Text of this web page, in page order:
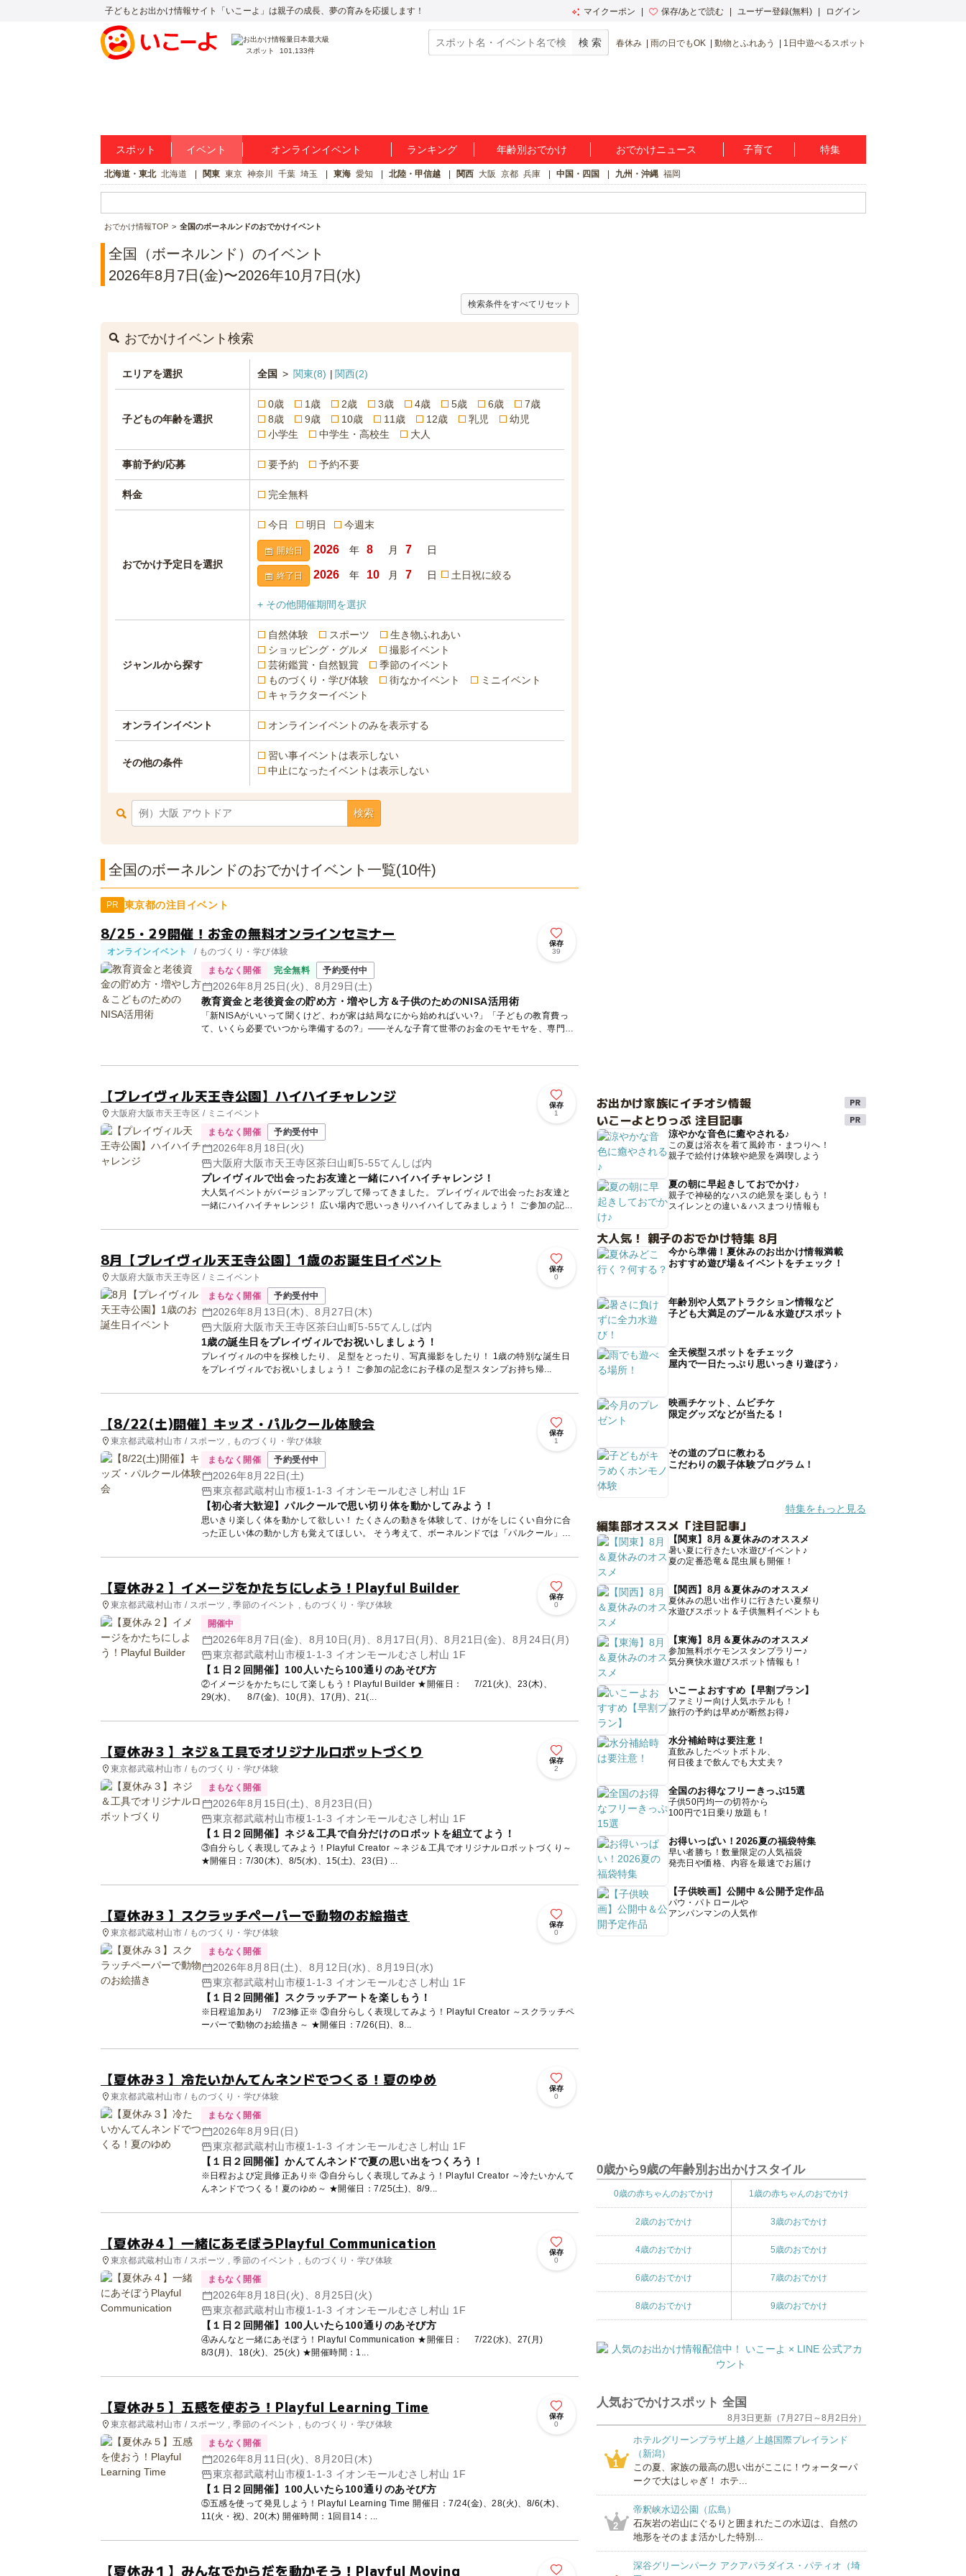
子どもとお出かけ情報サイト「いこーよ」は親子の成長、夢の育みを応援します！ マイクーポン 保存/あとで読む ユーザー登録(無料) ログイン
スポット 101,133件
春休み 雨の日でもOK 動物とふれあう 1日中遊べるスポット
スポット イベント オンラインイベント ランキング 年齢別おでかけ おでかけニュース 子育て 特集
北海道・東北 北海道 関東 東京 神奈川 千葉 埼玉 東海 愛知 北陸・甲信越 関西 大阪 京都 兵庫 中国・四国 九州・沖縄 福岡
おでかけ情報TOP 全国のボーネルンドのおでかけイベント
全国（ボーネルンド）のイベント
2026年8月7日(金)〜2026年10月7日(水)
検索条件をすべてリセット
おでかけイベント検索
エリアを選択 全国 > 関東(8) 関西(2)
子どもの年齢を選択
0歳 1歳 2歳 3歳 4歳 5歳 6歳
7歳
8歳
9歳 10歳 11歳 12歳 乳児
幼児
小学生
中学生・高校生 大人
事前予約/応募 要予約 予約不要
料金 完全無料
おでかけ予定日を選択
今日 明日 今週末
開始日 年 月 日
終了日 年 月 日 土日祝に絞る
+ その他開催期間を選択
ジャンルから探す
自然体験 スポーツ
生き物ふれあい
ショッピング・グルメ
撮影イベント
芸術鑑賞・自然観賞
季節のイベント
ものづくり・学び体験
街なかイベント
ミニイベント
キャラクターイベント
オンラインイベント オンラインイベントのみを表示する
その他の条件
習い事イベントは表示しない
中止になったイベントは表示しない
検索
全国のボーネルンドのおでかけイベント一覧(10件)
PR 東京都の注目イベント
8/25・29開催！お金の無料オンラインセミナー
オンラインイベント / ものづくり・学び体験
保存
39
まもなく開催 完全無料 予約受付中
2026年8月25日(火)、8月29日(土)
教育資金と老後資金の貯め方・増やし方＆子供のためのNISA活用術
「新NISAがいいって聞くけど、わが家は結局なにから始めればいい?」「子どもの教育費っ
て、いくら必要でいつから準備するの?」——そんな子育て世帯のお金のモヤモヤを、専門の
【プレイヴィル天王寺公園】ハイハイチャレンジ
大阪府大阪市天王寺区 / ミニイベント
保存
1
まもなく開催 予約受付中
2026年8月18日(火)
大阪府大阪市天王寺区茶臼山町5-55てんしば内
プレイヴィルで出会ったお友達と一緒にハイハイチャレンジ！
大人気イベントがバージョンアップして帰ってきました。 プレイヴィルで出会ったお友達と
一緒にハイハイチャレンジ！ 広い場内で思いっきりハイハイしてみましょう！ ご参加の記...
8月【プレイヴィル天王寺公園】1歳のお誕生日イベント
大阪府大阪市天王寺区 / ミニイベント
保存
0
まもなく開催 予約受付中
2026年8月13日(木)、8月27日(木)
大阪府大阪市天王寺区茶臼山町5-55てんしば内
1歳の誕生日をプレイヴィルでお祝いしましょう！
プレイヴィルの中を探検したり、 足型をとったり、写真撮影をしたり！ 1歳の特別な誕生日
をプレイヴィルでお祝いしましょう！ ご参加の記念にお子様の足型スタンプお持ち帰...
【8/22(土)開催】キッズ・パルクール体験会
東京都武蔵村山市 / スポーツ , ものづくり・学び体験
保存
1
まもなく開催 予約受付中
2026年8月22日(土)
東京都武蔵村山市榎1-1-3 イオンモールむさし村山 1F
【初心者大歓迎】パルクールで思い切り体を動かしてみよう！
思いきり楽しく体を動かして欲しい！ たくさんの動きを体験して、けがをしにくい自分に合
った正しい体の動かし方も覚えてほしい。 そう考えて、ボーネルンドでは「パルクール」を
【夏休み２】イメージをかたちにしよう！Playful Builder
東京都武蔵村山市 / スポーツ , 季節のイベント , ものづくり・学び体験
保存
0
開催中
2026年8月7日(金)、8月10日(月)、8月17日(月)、8月21日(金)、8月24日(月)
東京都武蔵村山市榎1-1-3 イオンモールむさし村山 1F
【１日２回開催】100人いたら100通りのあそび方
②イメージをかたちにして楽しもう！Playful Builder ★開催日： 7/21(火)、23(木)、
29(水)、 8/7(金)、10(月)、17(月)、21(...
【夏休み３】ネジ＆工具でオリジナルロボットづくり
東京都武蔵村山市 / ものづくり・学び体験
保存
2
まもなく開催
2026年8月15日(土)、8月23日(日)
東京都武蔵村山市榎1-1-3 イオンモールむさし村山 1F
【１日２回開催】ネジ＆工具で自分だけのロボットを組立てよう！
③自分らしく表現してみよう！Playful Creator ～ネジ＆工具でオリジナルロボットづくり～
★開催日：7/30(木)、8/5(水)、15(土)、23(日) ...
【夏休み３】スクラッチペーパーで動物のお絵描き
東京都武蔵村山市 / ものづくり・学び体験
保存
0
まもなく開催
2026年8月8日(土)、8月12日(水)、8月19日(水)
東京都武蔵村山市榎1-1-3 イオンモールむさし村山 1F
【１日２回開催】スクラッチアートを楽しもう！
※日程追加あり 7/23修正※ ③自分らしく表現してみよう！Playful Creator ～スクラッチペ
ーパーで動物のお絵描き～ ★開催日：7/26(日)、8...
【夏休み３】冷たいかんてんネンドでつくる！夏のゆめ
東京都武蔵村山市 / ものづくり・学び体験
保存
0
まもなく開催
2026年8月9日(日)
東京都武蔵村山市榎1-1-3 イオンモールむさし村山 1F
【１日２回開催】かんてんネンドで夏の思い出をつくろう！
※日程および定員修正あり※ ③自分らしく表現してみよう！Playful Creator ～冷たいかんて
んネンドでつくる！夏のゆめ～ ★開催日：7/25(土)、8/9...
【夏休み４】一緒にあそぼうPlayful Communication
東京都武蔵村山市 / スポーツ , 季節のイベント , ものづくり・学び体験
保存
0
まもなく開催
2026年8月18日(火)、8月25日(火)
東京都武蔵村山市榎1-1-3 イオンモールむさし村山 1F
【１日２回開催】100人いたら100通りのあそび方
④みんなと一緒にあそぼう！Playful Communication ★開催日： 7/22(水)、27(月)
8/3(月)、18(火)、25(火) ★開催時間：1...
【夏休み５】五感を使おう！Playful Learning Time
東京都武蔵村山市 / スポーツ , 季節のイベント , ものづくり・学び体験
保存
0
まもなく開催
2026年8月11日(火)、8月20日(木)
東京都武蔵村山市榎1-1-3 イオンモールむさし村山 1F
【１日２回開催】100人いたら100通りのあそび方
⑤五感を使って発見しよう！Playful Learning Time 開催日：7/24(金)、28(火)、8/6(木)、
11(火・祝)、20(木) 開催時間：1回目14：...
【夏休み１】みんなでからだを動かそう！Playful Moving
お出かけ家族にイチオシ情報
いこーよとりっぷ 注目記事
涼やかな音色に癒やされる♪
この夏は浴衣を着て風鈴市・まつりへ！
親子で絵付け体験や絶景を満喫しよう
夏の朝に早起きしておでかけ♪
親子で神秘的なハスの絶景を楽しもう！
スイレンとの違い＆ハスまつり情報も
大人気！ 親子のおでかけ特集 8月
今から準備！夏休みのお出かけ情報満載
おすすめ遊び場＆イベントをチェック！
年齢別や人気アトラクション情報など
子ども大満足のプール＆水遊びスポット
全天候型スポットをチェック
屋内で一日たっぷり思いっきり遊ぼう♪
映画チケット、ムビチケ
限定グッズなどが当たる！
その道のプロに教わる
こだわりの親子体験プログラム！
特集をもっと見る
編集部オススメ「注目記事」
【関東】8月＆夏休みのオススメ
暑い夏に行きたい水遊びイベント♪
夏の定番恐竜＆昆虫展も開催！
【関西】8月＆夏休みのオススメ
夏休みの思い出作りに行きたい夏祭り
水遊びスポット＆子供無料イベントも
【東海】8月＆夏休みのオススメ
参加無料ポケモンスタンプラリー♪
気分爽快水遊びスポット情報も！
いこーよおすすめ【早割プラン】
ファミリー向け人気ホテルも！
旅行の予約は早めが断然お得♪
水分補給時は要注意！
直飲みしたペットボトル、
何日後まで飲んでも大丈夫？
全国のお得なフリーきっぷ15選
子供50円均一の切符から
100円で1日乗り放題も！
お得いっぱい！2026夏の福袋特集
早い者勝ち！数量限定の人気福袋
発売日や価格、内容を最速でお届け
【子供映画】公開中＆公開予定作品
パウ・パトロールや
アンパンマンの人気作
0歳から9歳の年齢別お出かけスタイル
0歳の赤ちゃんのおでかけ 1歳の赤ちゃんのおでかけ
2歳のおでかけ 3歳のおでかけ
4歳のおでかけ 5歳のおでかけ
6歳のおでかけ 7歳のおでかけ
8歳のおでかけ 9歳のおでかけ
人気おでかけスポット 全国
8月3日更新（7月27日～8月2日分）
1
ホテルグリーンプラザ上越／上越国際プレイランド
（新潟）
この夏、家族の最高の思い出がここに！ウォーターパ
ークで大はしゃぎ！ ホテ...
2
帝釈峡水辺公園（広島）
石灰岩の岩山にぐるりと囲まれたこの水辺は、自然の
地形をそのまま活かした特別...
深谷グリーンパーク アクアパラダイス・パティオ（埼